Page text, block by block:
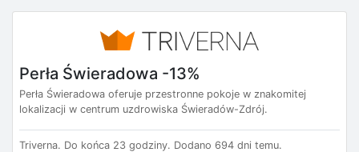
Perła Świeradowa -13%
Perła Świeradowa oferuje przestronne pokoje w znakomitej
lokalizacji w centrum uzdrowiska Świeradów-Zdrój.
Triverna. Do końca 23 godziny. Dodano 694 dni temu.